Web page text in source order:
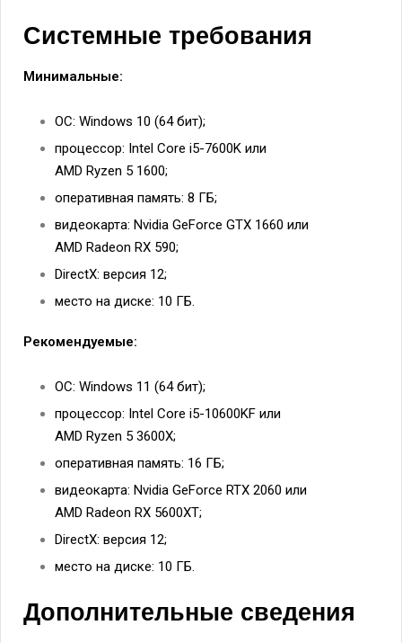
Системные требования
Минимальные:
ОС: Windows 10 (64 бит);
процессор: Intel Core i5-7600K или
AMD Ryzen 5 1600;
оперативная память: 8 ГБ;
видеокарта: Nvidia GeForce GTX 1660 или
AMD Radeon RX 590;
DirectX: версия 12;
место на диске: 10 ГБ.
Рекомендуемые:
ОС: Windows 11 (64 бит);
процессор: Intel Core i5-10600KF или
AMD Ryzen 5 3600X;
оперативная память: 16 ГБ;
видеокарта: Nvidia GeForce RTX 2060 или
AMD Radeon RX 5600XT;
DirectX: версия 12;
место на диске: 10 ГБ.
Дополнительные сведения